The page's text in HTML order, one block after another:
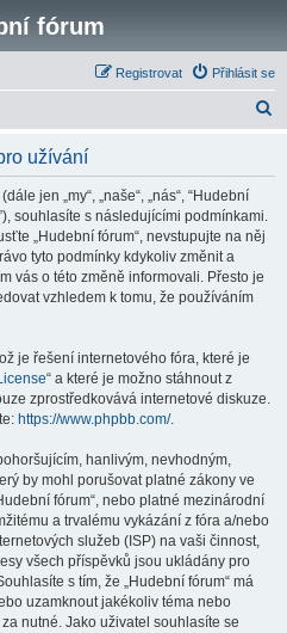
fórum
Přihlásit se
Registrovat
užívání
jen „my“, „naše“, „nás“, “Hudební
souhlasíte s následujícími podmínkami.
„Hudební fórum“, nevstupujte na něj
tyto podmínky kdykoliv změnit a
vás o této změně informovali. Přesto je
vzhledem k tomu, že používáním
je řešení internetového fóra, které je
“ a které je možno stáhnout z
zprostředkovává internetové diskuze.
https://www.phpbb.com/.
hanlivým, nevhodným,
by mohl porušovat platné zákony ve
fórum“, nebo platné mezinárodní
a trvalému vykázání z fóra a/nebo
služeb (ISP) na vaši činnost,
všech příspěvků jsou ukládány pro
s tím, že „Hudební fórum“ má
uzamknout jakékoliv téma nebo
nutné. Jako uživatel souhlasíte se